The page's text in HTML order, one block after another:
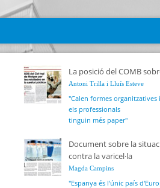
La posició del COMB
Antoni Trilla i Lluís Esteve
"Calen formes
els professionals
tinguin més paper"
Document sobre la
contra la varicel·la
Magda Campins
"Espanya és l'únic país